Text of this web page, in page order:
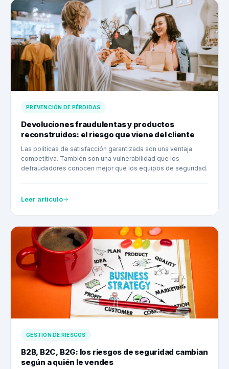
PREVENCIÓN DE PÉRDIDAS
Devoluciones fraudulentas y productos
reconstruidos: el riesgo que viene del cliente
Las políticas de satisfacción garantizada son una ventaja
competitiva. También son una vulnerabilidad que los
defraudadores conocen mejor que los equipos de seguridad.
Leer artículo
GESTIÓN DE RIESGOS
B2B, B2C, B2G: los riesgos de seguridad cambian
según a quién le vendes